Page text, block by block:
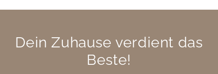
Dein Zuhause verdient das
Beste!